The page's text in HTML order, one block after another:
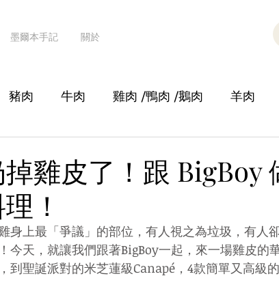
墨爾本手記 關於
豬肉 牛肉 雞肉 /鴨肉 /鵝肉 羊肉
雞皮了！跟 BigBoy
！
身上最「爭議」的部位，有人視之為垃圾，有人
今天，就讓我們跟著BigBoy一起，來一場雞皮
到聖誕派對的米芝蓮級Canapé，4款簡單又高級